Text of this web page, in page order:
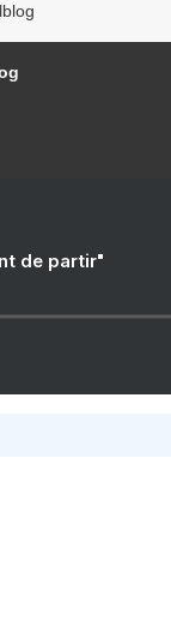
de partir"